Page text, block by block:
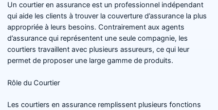
Un courtier en assurance est un professionnel indépendant
qui aide les clients à trouver la couverture d’assurance la plus
appropriée à leurs besoins. Contrairement aux agents
d’assurance qui représentent une seule compagnie, les
courtiers travaillent avec plusieurs assureurs, ce qui leur
permet de proposer une large gamme de produits.
Rôle du Courtier
Les courtiers en assurance remplissent plusieurs fonctions